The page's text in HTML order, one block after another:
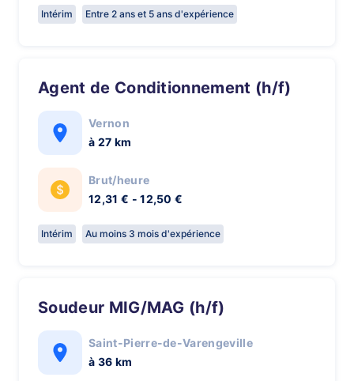
Intérim Entre 2 ans et 5 ans d'expérience
Agent de Conditionnement (h/f)
Vernon
à 27 km
Brut/heure
12,31 € - 12,50 €
Intérim Au moins 3 mois d'expérience
Soudeur MIG/MAG (h/f)
Saint-Pierre-de-Varengeville
à 36 km